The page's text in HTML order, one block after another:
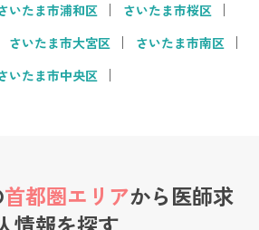
いたま市浦和区
さいたま市桜区
さいたま市大宮区
さいたま市南区
いたま市中央区
首都圏エリアから医師求